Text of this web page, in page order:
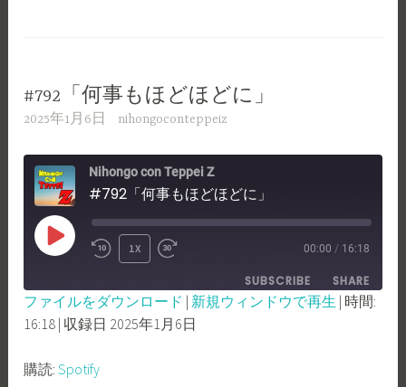
#792「何事もほどほどに」
2025年1月6日 nihongoconteppeiz
Nihongo con Teppei Z
#792「何事もほどほどに」
PLAY
REWIND
10
SECONDS
1X
FAST
FORWARD
30
00:00 / 16:18
SUBSCRIBE SHARE
Spotify
RSS FEED
SHARE
LINK
ファイルをダウンロード | 新規ウィンドウで再生 | 時間:
16:18 | 収録日 2025年1月6日
購読:Spotify